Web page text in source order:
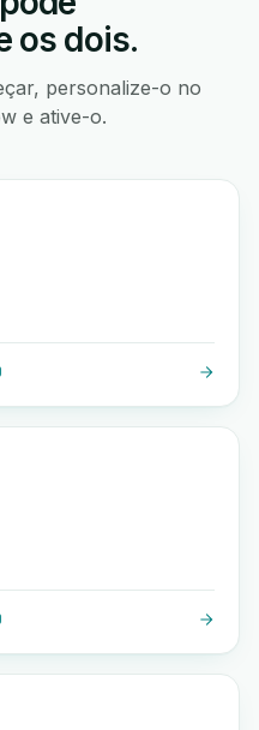
os dois.
personalize-o no
e ative-o.